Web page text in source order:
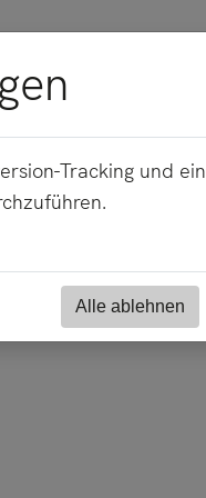
Tracking und
Alle ablehnen